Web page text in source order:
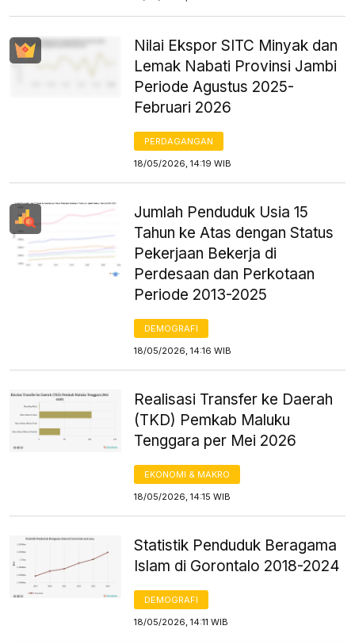
Nilai Ekspor SITC Minyak dan
Lemak Nabati Provinsi Jambi
Periode Agustus 2025-
Februari 2026
PERDAGANGAN
18/05/2026, 14:19 WIB
Jumlah Penduduk Usia 15
Tahun ke Atas dengan Status
Pekerjaan Bekerja di
Perdesaan dan Perkotaan
Periode 2013-2025
DEMOGRAFI
18/05/2026, 14:16 WIB
Realisasi Transfer ke Daerah
(TKD) Pemkab Maluku
Tenggara per Mei 2026
EKONOMI & MAKRO
18/05/2026, 14:15 WIB
Statistik Penduduk Beragama
Islam di Gorontalo 2018-2024
DEMOGRAFI
18/05/2026, 14:11 WIB